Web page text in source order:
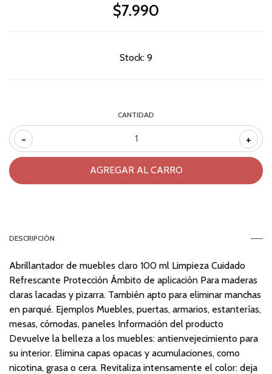
$7.990
Stock: 9
CANTIDAD
- +
DESCRIPCIÓN
Abrillantador de muebles claro 100 ml Limpieza Cuidado
Refrescante Protección Ámbito de aplicación Para maderas
claras lacadas y pizarra. También apto para eliminar manchas
en parqué. Ejemplos Muebles, puertas, armarios, estanterías,
mesas, cómodas, paneles Información del producto
Devuelve la belleza a los muebles: antienvejecimiento para
su interior. Elimina capas opacas y acumulaciones, como
nicotina, grasa o cera. Revitaliza intensamente el color: deja